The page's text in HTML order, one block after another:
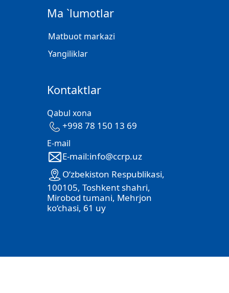
Ma `lumotlar
Matbuot markazi
Yangiliklar
Kontaktlar
Qabul xona
+998 78 150 13 69
E-mail
E-mail:info@ccrp.uz
O‘zbekiston Respublikasi,
100105, Toshkent shahri,
Mirobod tumani, Mehrjon
ko‘chasi, 61 uy